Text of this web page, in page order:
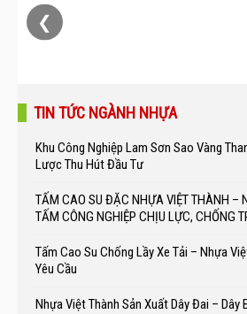
❮
TIN TỨC NGÀNH NHỰA
Khu Công Nghiệp Lam Sơn Sao Vàng
Lược Thu Hút Đầu Tư
TẤM CAO SU ĐẶC NHỰA VIỆT THÀNH –
TẤM CÔNG NGHIỆP CHỊU LỰC, CHỐNG
Tấm Cao Su Chống Lầy Xe Tải – Nhựa
Yêu Cầu
Nhựa Việt Thành Sản Xuất Dây Đai – Dây